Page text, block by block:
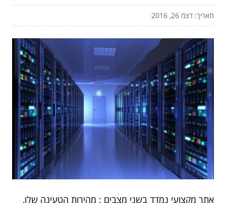
תאריך: דצמ 26, 2016
אתר מקצועי נמדד בשני מצבים : מהירות הטעינה שלו,